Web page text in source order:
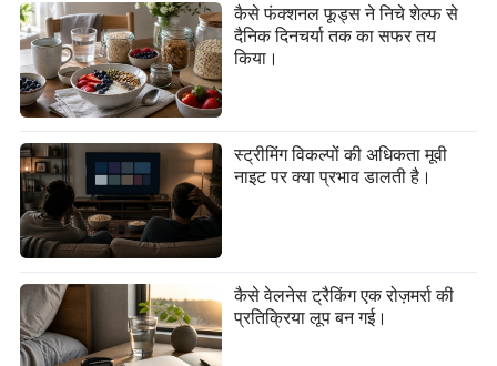
कैसे फंक्शनल फूड्स ने निचे शेल्फ से
दैनिक दिनचर्या तक का सफर तय
किया।
स्ट्रीमिंग विकल्पों की अधिकता मूवी
नाइट पर क्या प्रभाव डालती है।
कैसे वेलनेस ट्रैकिंग एक रोज़मर्रा की
प्रतिक्रिया लूप बन गई।